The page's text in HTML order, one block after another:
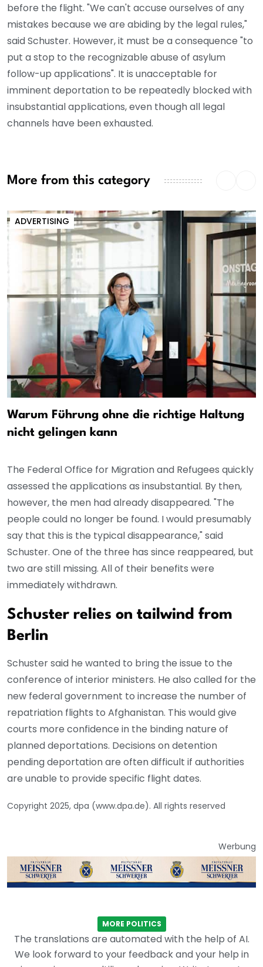
before the flight. "We can't accuse ourselves of any
mistakes because we are abiding by the legal rules,"
said Schuster. However, it must be a consequence "to
put a stop to the recognizable abuse of asylum
follow-up applications". It is unacceptable for
imminent deportation to be repeatedly blocked with
insubstantial applications, even though all legal
channels have been exhausted.
More from this category
ADVERTISING
Warum Führung ohne die richtige Haltung
nicht gelingen kann
The Federal Office for Migration and Refugees quickly
assessed the applications as insubstantial. By then,
however, the men had already disappeared. "The
people could no longer be found. I would presumably
say that this is the typical disappearance," said
Schuster. One of the three has since reappeared, but
two are still missing. All of their benefits were
immediately withdrawn.
Schuster relies on tailwind from
Berlin
Schuster said he wanted to bring the issue to the
conference of interior ministers. He also called for the
new federal government to increase the number of
repatriation flights to Afghanistan. This would give
courts more confidence in the binding nature of
planned deportations. Decisions on detention
pending deportation are often difficult if authorities
are unable to provide specific flight dates.
Copyright 2025, dpa (www.dpa.de). All rights reserved
Werbung
MORE POLITICS
The translations are automated with the help of AI.
We look forward to your feedback and your help in